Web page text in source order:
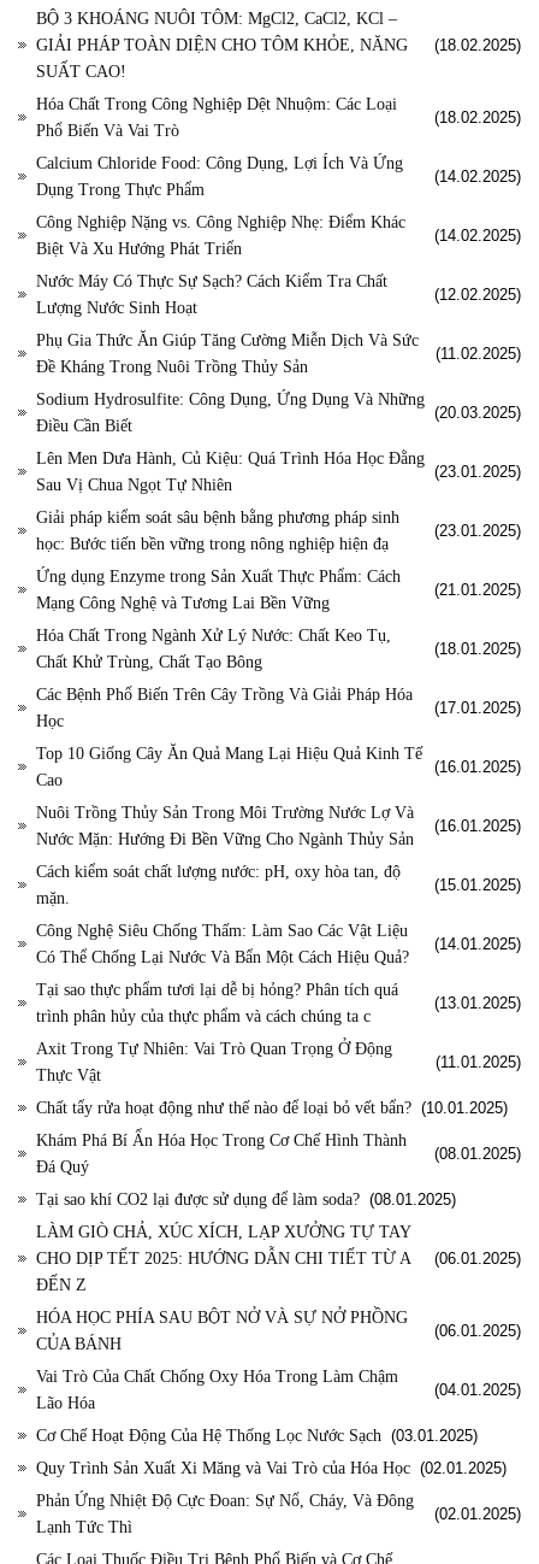
BỘ 3 KHOÁNG NUÔI TÔM: MgCl2, CaCl2, KCl –
GIẢI PHÁP TOÀN DIỆN CHO TÔM KHỎE, NĂNG
SUẤT CAO!
(18.02.2025)
Hóa Chất Trong Công Nghiệp Dệt Nhuộm: Các Loại
Phổ Biến Và Vai Trò
(18.02.2025)
Calcium Chloride Food: Công Dụng, Lợi Ích Và Ứng
Dụng Trong Thực Phẩm
(14.02.2025)
Công Nghiệp Nặng vs. Công Nghiệp Nhẹ: Điểm Khác
Biệt Và Xu Hướng Phát Triển
(14.02.2025)
Nước Máy Có Thực Sự Sạch? Cách Kiểm Tra Chất
Lượng Nước Sinh Hoạt
(12.02.2025)
Phụ Gia Thức Ăn Giúp Tăng Cường Miễn Dịch Và Sức
Đề Kháng Trong Nuôi Trồng Thủy Sản
(11.02.2025)
Sodium Hydrosulfite: Công Dụng, Ứng Dụng Và Những
Điều Cần Biết
(20.03.2025)
Lên Men Dưa Hành, Củ Kiệu: Quá Trình Hóa Học Đằng
Sau Vị Chua Ngọt Tự Nhiên
(23.01.2025)
Giải pháp kiểm soát sâu bệnh bằng phương pháp sinh
học: Bước tiến bền vững trong nông nghiệp hiện đạ
(23.01.2025)
Ứng dụng Enzyme trong Sản Xuất Thực Phẩm: Cách
Mạng Công Nghệ và Tương Lai Bền Vững
(21.01.2025)
Hóa Chất Trong Ngành Xử Lý Nước: Chất Keo Tụ,
Chất Khử Trùng, Chất Tạo Bông
(18.01.2025)
Các Bệnh Phổ Biến Trên Cây Trồng Và Giải Pháp Hóa
Học
(17.01.2025)
Top 10 Giống Cây Ăn Quả Mang Lại Hiệu Quả Kinh Tế
Cao
(16.01.2025)
Nuôi Trồng Thủy Sản Trong Môi Trường Nước Lợ Và
Nước Mặn: Hướng Đi Bền Vững Cho Ngành Thủy Sản
(16.01.2025)
Cách kiểm soát chất lượng nước: pH, oxy hòa tan, độ
mặn.
(15.01.2025)
Công Nghệ Siêu Chống Thấm: Làm Sao Các Vật Liệu
Có Thể Chống Lại Nước Và Bẩn Một Cách Hiệu Quả?
(14.01.2025)
Tại sao thực phẩm tươi lại dễ bị hỏng? Phân tích quá
trình phân hủy của thực phẩm và cách chúng ta c
(13.01.2025)
Axit Trong Tự Nhiên: Vai Trò Quan Trọng Ở Động
Thực Vật
(11.01.2025)
Chất tẩy rửa hoạt động như thế nào để loại bỏ vết bẩn? (10.01.2025)
Khám Phá Bí Ẩn Hóa Học Trong Cơ Chế Hình Thành
Đá Quý
(08.01.2025)
Tại sao khí CO2 lại được sử dụng để làm soda? (08.01.2025)
LÀM GIÒ CHẢ, XÚC XÍCH, LẠP XƯỞNG TỰ TAY
CHO DỊP TẾT 2025: HƯỚNG DẪN CHI TIẾT TỪ A
ĐẾN Z
(06.01.2025)
HÓA HỌC PHÍA SAU BỘT NỞ VÀ SỰ NỞ PHỒNG
CỦA BÁNH
(06.01.2025)
Vai Trò Của Chất Chống Oxy Hóa Trong Làm Chậm
Lão Hóa
(04.01.2025)
Cơ Chế Hoạt Động Của Hệ Thống Lọc Nước Sạch (03.01.2025)
Quy Trình Sản Xuất Xi Măng và Vai Trò của Hóa Học (02.01.2025)
Phản Ứng Nhiệt Độ Cực Đoan: Sự Nổ, Cháy, Và Đông
Lạnh Tức Thì
(02.01.2025)
Các Loại Thuốc Điều Trị Bệnh Phổ Biến và Cơ Chế